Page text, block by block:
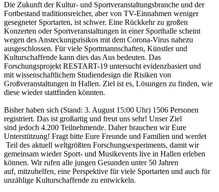
Die Zukunft der Kultur- und Sportveranstaltungsbranche und der
Fortbestand traditionsreicher, aber von TV-Einnahmen weniger
gesegneter Sportarten, ist schwer. Eine Rückkehr zu großen
Konzerten oder Sportveranstaltungen in einer Sporthalle scheint
wegen des Ansteckungsrisikos mit dem Corona-Virus nahezu
ausgeschlossen. Für viele Sportmannschaften, Künstler und
Kulturschaffende kann dies das Aus bedeuten. Das
Forschungsprojekt RESTART-19 untersucht evidenzbasiert und
mit wissenschaftlichem Studiendesign die Risiken von
Großveranstaltungen in Hallen. Ziel ist es, Lösungen zu finden, wie
diese wieder stattfinden könnten.
Bisher haben sich (Stand: 3. August 15:00 Uhr) 1506 Personen
registriert. Das ist großartig und freut uns sehr! Unser Ziel
sind jedoch 4.200 Teilnehmende. Daher brauchen wir Eure
Unterstützung! Fragt bitte Eure Freunde und Familien und werdet
Teil des aktuell weltgrößten Forschungsexperiments, damit wir
gemeinsam wieder Sport- und Musikevents live in Hallen erleben
können. Wir rufen alle jungen Gesunden unter 50 Jahren
auf, mitzuhelfen, eine Perspektive für viele Sportarten und auch für
unzählige Kulturschaffende zu entwickeln.